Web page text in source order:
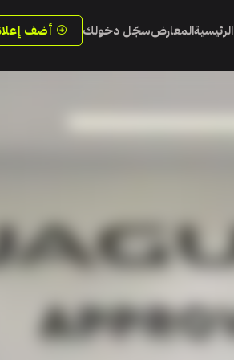
الرئيسيةالمعارضسجّل دخولك أضف